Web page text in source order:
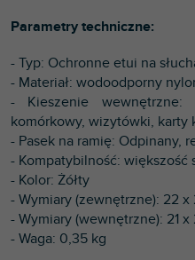
Parametry techniczne:
- Typ: Ochronne etui na
- Materiał: wodoodporny
- Kieszenie
komórkowy, wizytówki, karty
- Pasek na ramię: Odpinany,
- Kompatybilność: większość
- Kolor: Żółty
- Wymiary (zewnętrzne): 22 x
- Wymiary (wewnętrzne): 21 x
- Waga: 0,35 kg